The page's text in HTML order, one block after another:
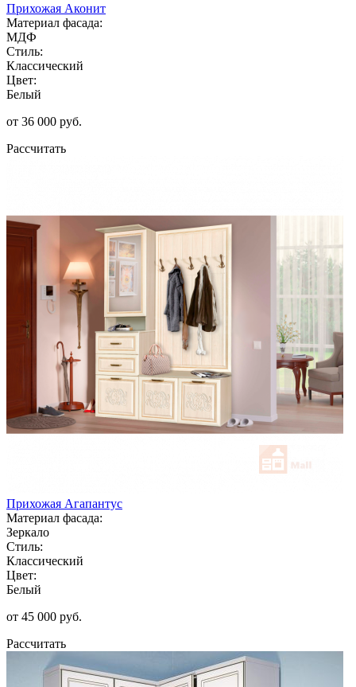
Прихожая Аконит
Материал фасада:
МДФ
Стиль:
Классический
Цвет:
Белый
от 36 000 руб.
Рассчитать
Прихожая Агапантус
Материал фасада:
Зеркало
Стиль:
Классический
Цвет:
Белый
от 45 000 руб.
Рассчитать